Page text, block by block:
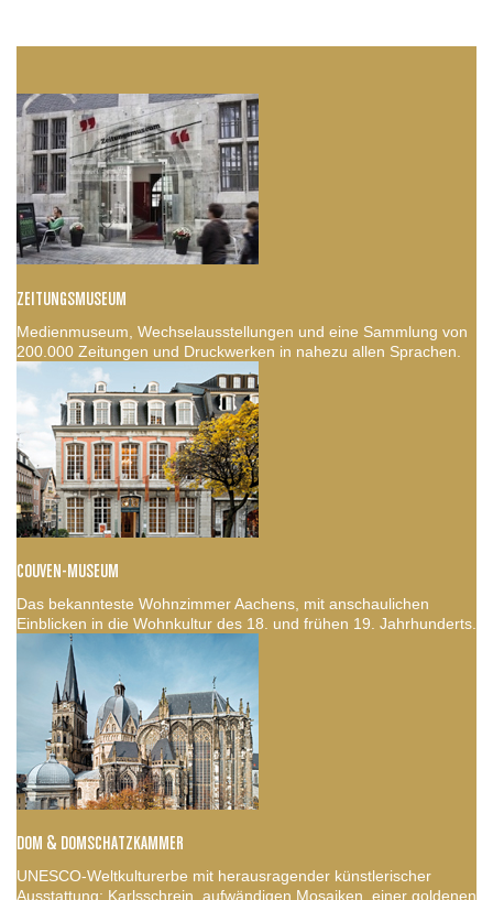
ZEITUNGSMUSEUM
Medienmuseum, Wechselausstellungen und eine Sammlung von
200.000 Zeitungen und Druckwerken in nahezu allen Sprachen.
COUVEN-MUSEUM
Das bekannteste Wohnzimmer Aachens, mit anschaulichen
Einblicken in die Wohnkultur des 18. und frühen 19. Jahrhunderts.
DOM & DOMSCHATZKAMMER
UNESCO-Weltkulturerbe mit herausragender künstlerischer
Ausstattung: Karlsschrein, aufwändigen Mosaiken, einer goldenen